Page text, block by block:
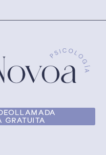
GRATUITA